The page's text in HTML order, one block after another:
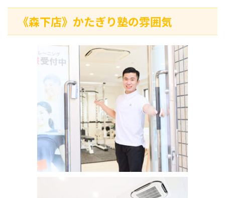
《森下店》かたぎり塾の雰囲気